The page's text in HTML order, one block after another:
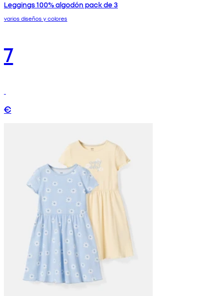
Leggings 100% algodón pack de 3
varios diseños y colores
7
€